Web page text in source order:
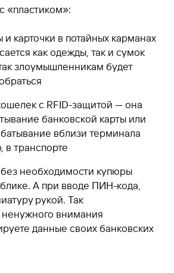
«пластиком»:
карточки в потайных карманах
как одежды, так и сумок
злоумышленникам будет
с RFID-защитой — она
банковской карты или
вблизи терминала
в транспорте
без необходимости купюры
А при вводе ПИН-кода,
рукой. Так
ненужного внимания
данные своих банковских